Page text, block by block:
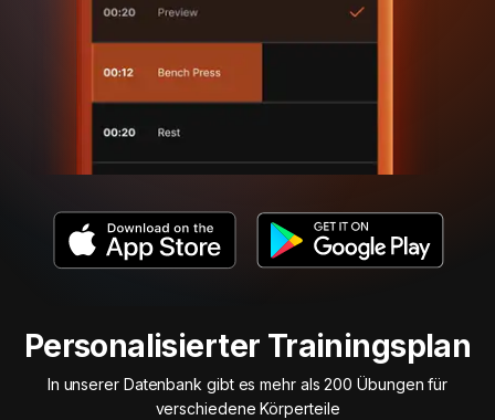
Personalisierter Trainingsplan
In unserer Datenbank gibt es mehr als 200 Übungen für
verschiedene Körperteile